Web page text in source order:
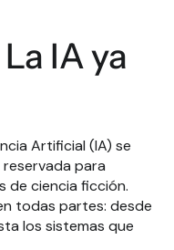
IA ya
Artificial (IA) se
para
de ciencia ficción.
todas partes: desde
los sistemas que